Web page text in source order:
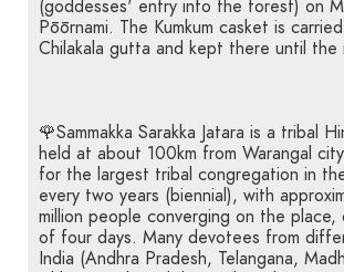
(goddesses' entry into the forest) on
Pōōrnami. The Kumkum casket is
Chilakala gutta and kept there until the
🌹Sammakka Sarakka Jatara is a tribal
held at about 100km from Warangal
for the largest tribal congregation in
every two years (biennial), with
million people converging on the place,
of four days. Many devotees from
India (Andhra Pradesh, Telangana,